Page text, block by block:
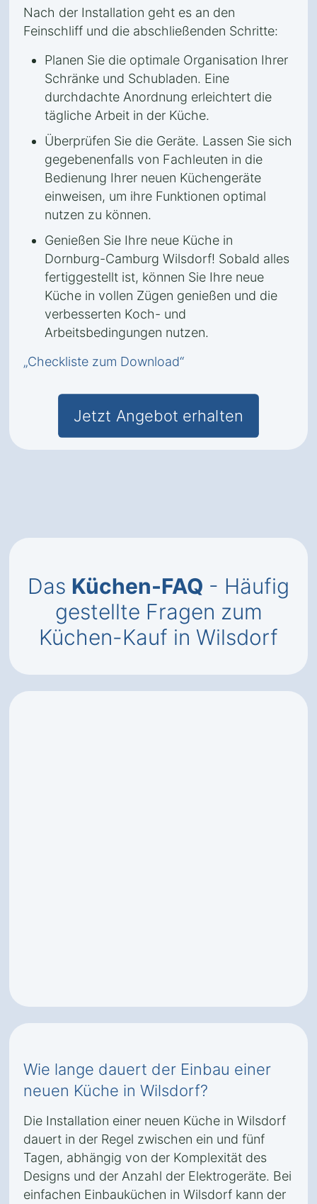
Nach der Installation geht es an den
Feinschliff und die abschließenden Schritte:
Planen Sie die optimale Organisation Ihrer
Schränke und Schubladen. Eine
durchdachte Anordnung erleichtert die
tägliche Arbeit in der Küche.
Überprüfen Sie die Geräte. Lassen Sie sich
gegebenenfalls von Fachleuten in die
Bedienung Ihrer neuen Küchengeräte
einweisen, um ihre Funktionen optimal
nutzen zu können.
Genießen Sie Ihre neue Küche in
Dornburg-Camburg Wilsdorf! Sobald alles
fertiggestellt ist, können Sie Ihre neue
Küche in vollen Zügen genießen und die
verbesserten Koch- und
Arbeitsbedingungen nutzen.
„Checkliste zum Download“
Jetzt Angebot erhalten
Das Küchen-FAQ - Häufig
gestellte Fragen zum
Küchen-Kauf in Wilsdorf
Wie lange dauert der Einbau einer
neuen Küche in Wilsdorf?
Die Installation einer neuen Küche in Wilsdorf
dauert in der Regel zwischen ein und fünf
Tagen, abhängig von der Komplexität des
Designs und der Anzahl der Elektrogeräte. Bei
einfachen Einbauküchen in Wilsdorf kann der